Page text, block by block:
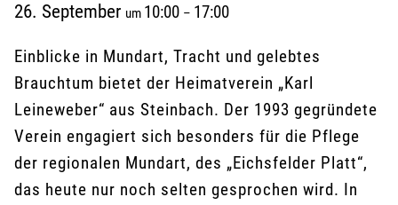
26. September um 10:00 – 17:00
Einblicke in Mundart, Tracht und gelebtes
Brauchtum bietet der Heimatverein „Karl
Leineweber“ aus Steinbach. Der 1993 gegründete
Verein engagiert sich besonders für die Pflege
der regionalen Mundart, des „Eichsfelder Platt“,
das heute nur noch selten gesprochen wird. In